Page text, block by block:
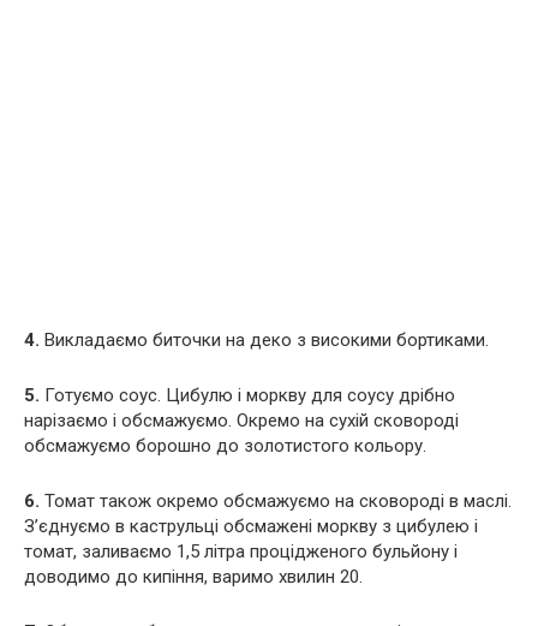
4. Викладаємо биточки на деко з високими бортиками.
5. Готуємо соус. Цибулю і моркву для соусу дрібно
нарізаємо і обсмажуємо. Окремо на сухій сковороді
обсмажуємо борошно до золотистого кольору.
6. Томат також окремо обсмажуємо на сковороді в маслі.
З’єднуємо в каструльці обсмажені моркву з цибулею і
томат, заливаємо 1,5 літра процідженого бульйону і
доводимо до кипіння, варимо хвилин 20.